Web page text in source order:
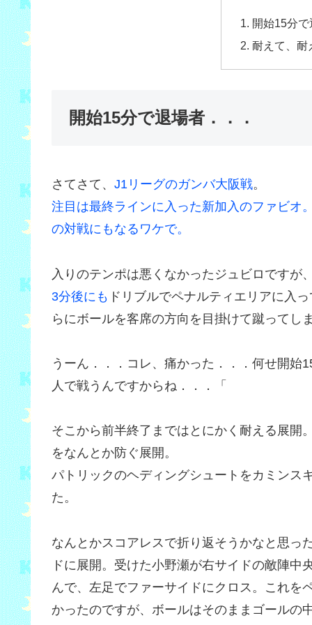
開始15分
耐えて、耐
開始15分で退場者．．．
さてさて、 J1リーグのガンバ大阪戦。
注目は最終ラインに入った新加入のファビオ
の対戦にもなるワケで。
入りのテンポは悪くなかったジュビロですが
3分後にも ドリブルでペナルティエリアに入
らにボールを客席の方向を目掛けて蹴ってし
うーん．．．コレ、痛かった．．．何せ開始
人で戦うんですからね．．．「
そこから前半終了まではとにかく耐える展開
をなんとか防ぐ展開。
パトリックのヘディングシュートをカミンス
た。
なんとかスコアレスで折り返そうかなと思っ
ドに展開。受けた小野瀬が右サイドの敵陣
んで、左足でファーサイドにクロス。これを
かったのですが、ボールはそのままゴールの